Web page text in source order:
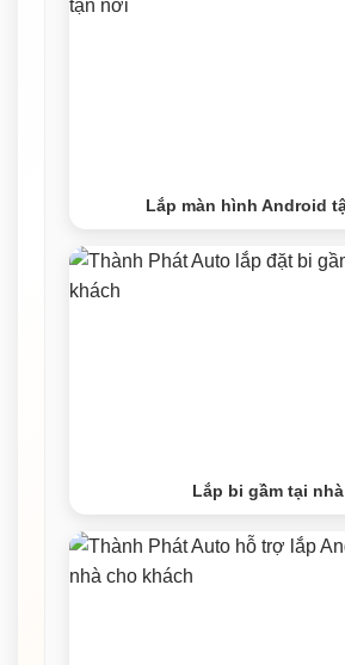
Lắp màn hình Android
Lắp bi gầm tại nhà